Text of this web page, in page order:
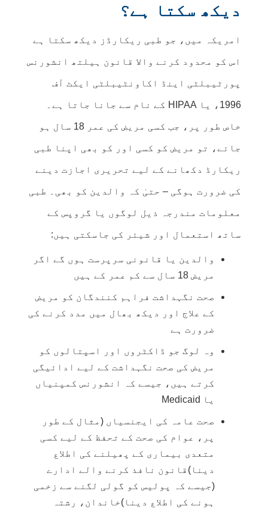
دیکھ سکتا ہے؟
امریکہ میں، جو طبی ریکارڈز دیکھ سکتا ہے
اس کو محدود کرنے والا قانون ہیلتھ انشورنس
پورٹیبلٹی اینڈ اکاونٹیبلٹی ایکٹ آف
1996، یا HIPAA کے نام سے جانا جاتا ہے۔
خاص طور پر، جب کسی مریض کی عمر 18 سال ہو
جائے، تو مریض کو کسی اور کو بھی اپنا طبی
ریکارڈ دکھانے کے لیے تحریری اجازت دینے
کی ضرورت ہوگی – حتیٰ کہ والدین کو بھی۔ طبی
معلومات مندرجہ ذیل لوگوں یا گروپس کے
ساتھ استعمال اور شیئر کی جاسکتی ہیں:
والدین یا قانونی سرپرست ہوں گے اگر
مریض 18 سال سے کم عمر کے ہیں
صحت نگہداشت فراہم کنندگان کو مریض
کے علاج اور دیکھ بھال میں مدد کرنے کی
ضرورت ہے
وہ لوگ جو ڈاکٹروں اور اسپتالوں کو
مریض کی صحت نگہداشت کے لیے ادائیگی
کرتے ہیں، جیسے کہ انشورنس کمپنیاں
یا Medicaid
صحت عامہ کی ایجنسیاں (مثال کے طور
پر، عوام کی صحت کے تحفظ کے لیے کسی
متعدی بیماری کے پھیلنے کی اطلاع
دینا)قانون نافذ کرنے والے ادارے
(جیسے کہ پولیس کو گولی لگنے سے زخمی
ہونے کی اطلاع دینا)خاندان، رشتہ